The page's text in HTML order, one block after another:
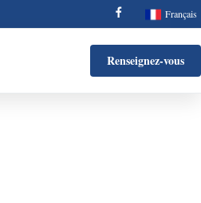
Français
Renseignez-vous